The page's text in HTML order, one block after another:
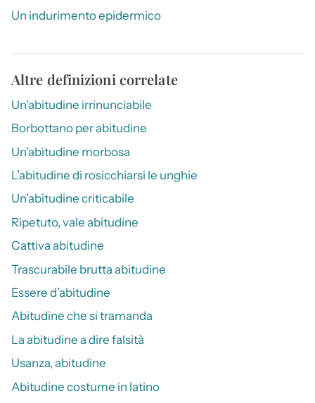
Un indurimento epidermico
Altre definizioni correlate
Un’abitudine irrinunciabile
Borbottano per abitudine
Un’abitudine morbosa
L’abitudine di rosicchiarsi le unghie
Un’abitudine criticabile
Ripetuto, vale abitudine
Cattiva abitudine
Trascurabile brutta abitudine
Essere d’abitudine
Abitudine che si tramanda
La abitudine a dire falsità
Usanza, abitudine
Abitudine costume in latino